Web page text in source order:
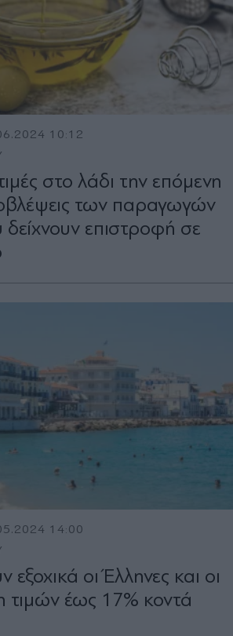
10:12
στο λάδι την επόµενη
των παραγωγών
δείχνουν επιστροφή σε
14:00
οι Έλληνες και οι
τιµών έως 17% κοντά